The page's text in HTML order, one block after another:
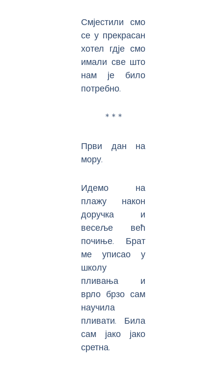
Смјестили смо
се у прекрасан
хотел гдје смо
имали све што
нам је било
потребно.
* * *
Први дан на
мору.
Идемо на
плажу након
доручка и
весеље већ
почиње. Брат
ме уписао у
школу
пливања и
врло брзо сам
научила
пливати. Била
сам јако јако
сретна.